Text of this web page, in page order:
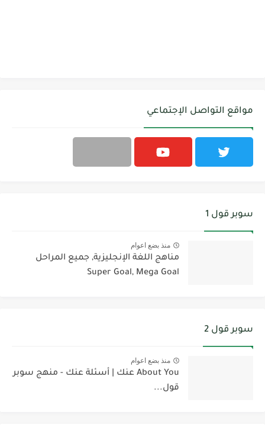
مواقع التواصل الإجتماعي
سوبر قول 1
منذ بضع اعوام
مناهج اللغة الإنجليزية, جميع المراحل
Super Goal, Mega Goal
سوبر قول 2
منذ بضع اعوام
About You عنك | أسئلة عنك - منهج سوبر
قول...